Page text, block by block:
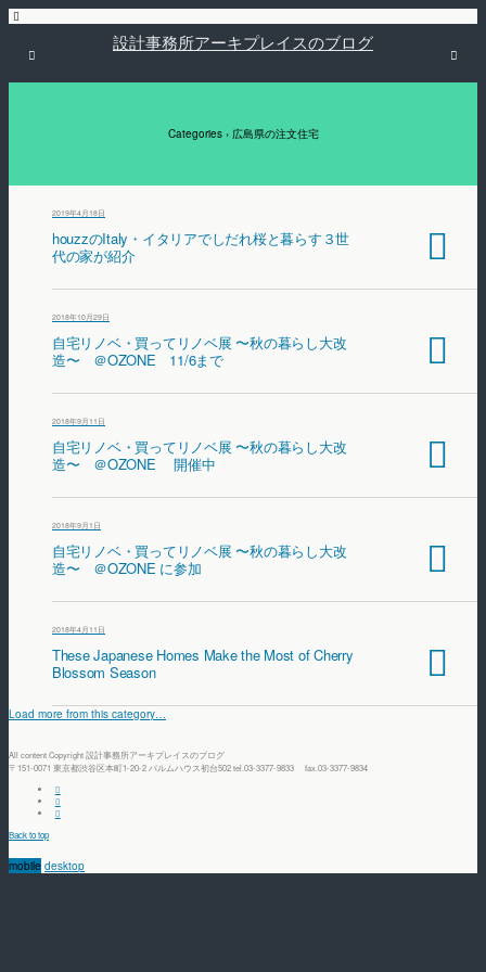
設計事務所アーキプレイスのブログ
Categories ›広島県の注文住宅
2019年4月18日
houzzのItaly・イタリアでしだれ桜と暮らす３世
代の家が紹介
2018年10月29日
自宅リノベ・買ってリノベ展 〜秋の暮らし大改
造〜 ＠OZONE 11/6まで
2018年9月11日
自宅リノベ・買ってリノベ展 〜秋の暮らし大改
造〜 ＠OZONE 開催中
2018年9月1日
自宅リノベ・買ってリノベ展 〜秋の暮らし大改
造〜 ＠OZONE に参加
2018年4月11日
These Japanese Homes Make the Most of Cherry
Blossom Season
Load more from this category…
All content Copyright 設計事務所アーキプレイスのブログ
〒151-0071 東京都渋谷区本町1-20-2 パルムハウス初台502 tel.03-3377-9833 fax.03-3377-9834
Back to top
mobile desktop